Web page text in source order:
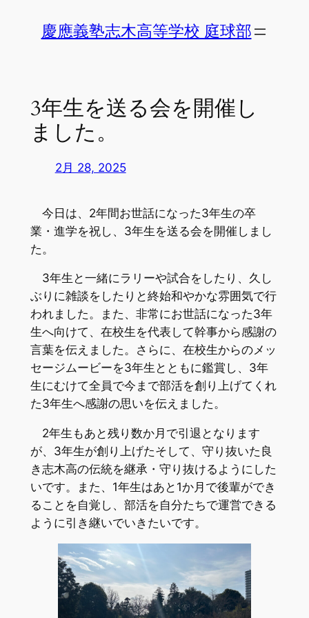
慶應義塾志木高等学校 庭球部
3年生を送る会を開催し
ました。
2月 28, 2025
今日は、2年間お世話になった3年生の卒
業・進学を祝し、3年生を送る会を開催しまし
た。
3年生と一緒にラリーや試合をしたり、久し
ぶりに雑談をしたりと終始和やかな雰囲気で行
われました。また、非常にお世話になった3年
生へ向けて、在校生を代表して幹事から感謝の
言葉を伝えました。さらに、在校生からのメッ
セージムービーを3年生とともに鑑賞し、3年
生にむけて全員で今まで部活を創り上げてくれ
た3年生へ感謝の思いを伝えました。
2年生もあと残り数か月で引退となります
が、3年生が創り上げたそして、守り抜いた良
き志木高の伝統を継承・守り抜けるようにした
いです。また、1年生はあと1か月で後輩ができ
ることを自覚し、部活を自分たちで運営できる
ように引き継いでいきたいです。